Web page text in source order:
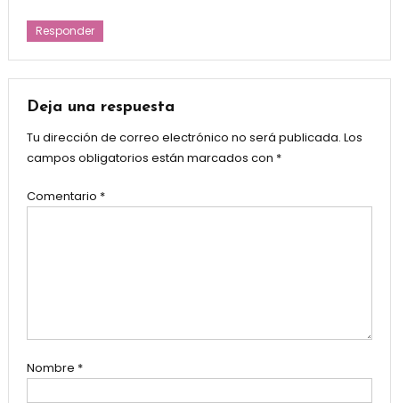
Responder
Deja una respuesta
Tu dirección de correo electrónico no será publicada. Los
campos obligatorios están marcados con *
Comentario *
Nombre *